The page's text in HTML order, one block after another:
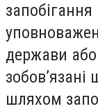
запобігання
держави
шляхом